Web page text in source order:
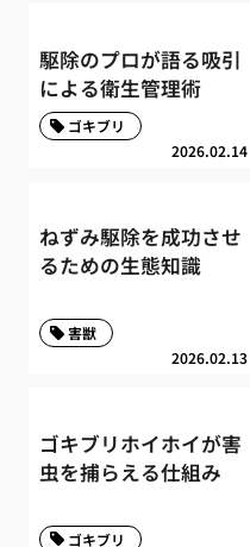
駆除のプロが語る吸引
による衛生管理術
2026.02.14
ゴキブリ
ねずみ駆除を成功させ
るための生態知識
2026.02.13
害獣
ゴキブリホイホイが害
虫を捕らえる仕組み
ゴキブリ